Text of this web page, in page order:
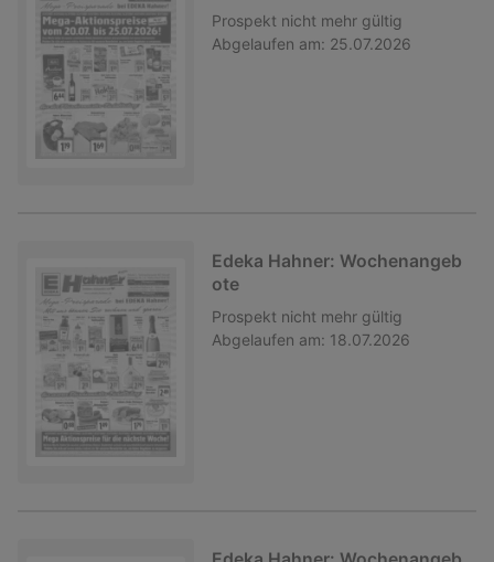
Prospekt nicht mehr gültig
Abgelaufen am: 25.07.2026
Edeka Hahner: Wochenangeb
ote
Prospekt nicht mehr gültig
Abgelaufen am: 18.07.2026